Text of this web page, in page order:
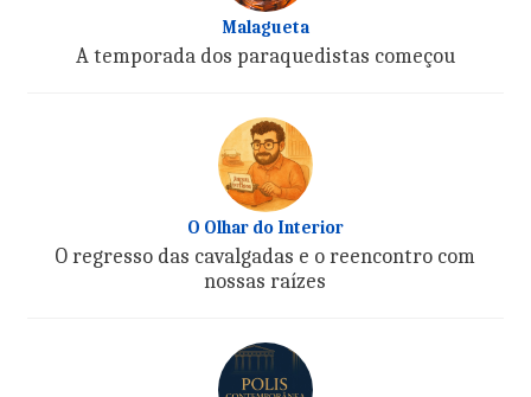
Malagueta
A temporada dos paraquedistas começou
O Olhar do Interior
O regresso das cavalgadas e o reencontro com
nossas raízes